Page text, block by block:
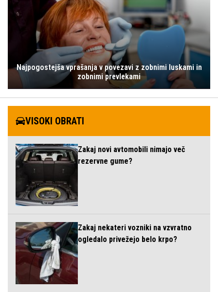
Najpogostejša vprašanja v povezavi z zobnimi luskami in
zobnimi prevlekami
VISOKI OBRATI
Zakaj novi avtomobili nimajo več
rezervne gume?
Zakaj nekateri vozniki na vzvratno
ogledalo privežejo belo krpo?